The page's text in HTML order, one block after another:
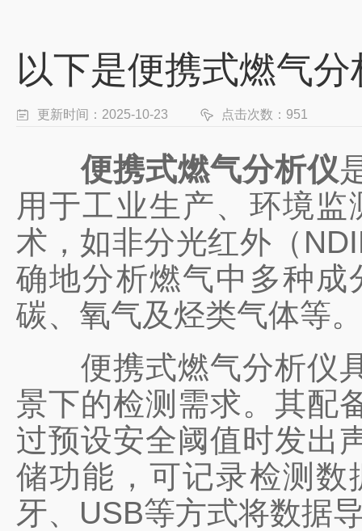
以下是便携式燃气
更新时间：2025-10-23 点击次数：951
便携式燃气分析仪
用于工业生产、环境
术，如非分光红外（
确地分析燃气中多种
碳、氧气及烃类气体等。
便携式燃气分析仪具
景下的检测需求。其配
过预设安全阈值时发出
储功能，可记录检测
牙、USB等方式将数据